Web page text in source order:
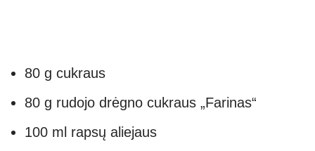
80 g cukraus
80 g rudojo drėgno cukraus „Farinas“
100 ml rapsų aliejaus